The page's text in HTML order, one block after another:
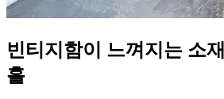
빈티지함이 느껴지는 소
홀